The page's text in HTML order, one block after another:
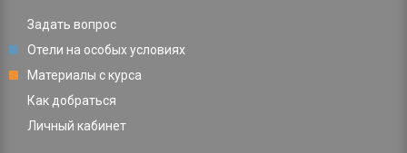
Задать вопрос
Отели на особых условиях
Материалы с курса
Как добраться
Личный кабинет